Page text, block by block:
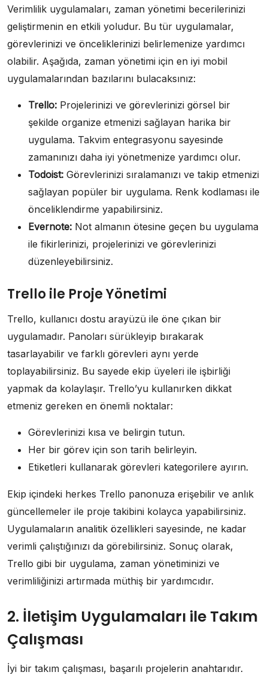
Verimlilik uygulamaları, zaman yönetimi becerilerinizi
geliştirmenin en etkili yoludur. Bu tür uygulamalar,
görevlerinizi ve önceliklerinizi belirlemenize yardımcı
olabilir. Aşağıda, zaman yönetimi için en iyi mobil
uygulamalarından bazılarını bulacaksınız:
Trello: Projelerinizi ve görevlerinizi görsel bir
şekilde organize etmenizi sağlayan harika bir
uygulama. Takvim entegrasyonu sayesinde
zamanınızı daha iyi yönetmenize yardımcı olur.
Todoist: Görevlerinizi sıralamanızı ve takip etmenizi
sağlayan popüler bir uygulama. Renk kodlaması ile
önceliklendirme yapabilirsiniz.
Evernote: Not almanın ötesine geçen bu uygulama
ile fikirlerinizi, projelerinizi ve görevlerinizi
düzenleyebilirsiniz.
Trello ile Proje Yönetimi
Trello, kullanıcı dostu arayüzü ile öne çıkan bir
uygulamadır. Panoları sürükleyip bırakarak
tasarlayabilir ve farklı görevleri aynı yerde
toplayabilirsiniz. Bu sayede ekip üyeleri ile işbirliği
yapmak da kolaylaşır. Trello’yu kullanırken dikkat
etmeniz gereken en önemli noktalar:
Görevlerinizi kısa ve belirgin tutun.
Her bir görev için son tarih belirleyin.
Etiketleri kullanarak görevleri kategorilere ayırın.
Ekip içindeki herkes Trello panonuza erişebilir ve anlık
güncellemeler ile proje takibini kolayca yapabilirsiniz.
Uygulamaların analitik özellikleri sayesinde, ne kadar
verimli çalıştığınızı da görebilirsiniz. Sonuç olarak,
Trello gibi bir uygulama, zaman yönetiminizi ve
verimliliğinizi artırmada müthiş bir yardımcıdır.
2. İletişim Uygulamaları ile Takım
Çalışması
İyi bir takım çalışması, başarılı projelerin anahtarıdır.